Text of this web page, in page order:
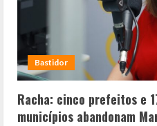
Bastidor
Racha: cinco prefeitos e
municípios abandonam